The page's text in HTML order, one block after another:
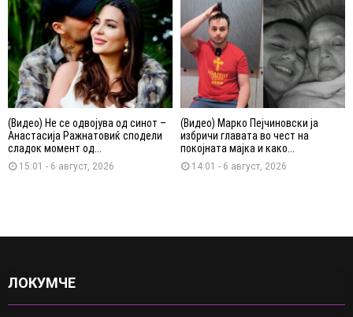
(Видео) Не се одвојува од синот –
Анастасија Ражнатовиќ сподели
сладок момент од...
15:01 - 6 август, 2026
(Видео) Марко Пејчиновски ја
избричи главата во чест на
покојната мајка и како...
14:01 - 6 август, 2026
ЛОКУМЧЕ